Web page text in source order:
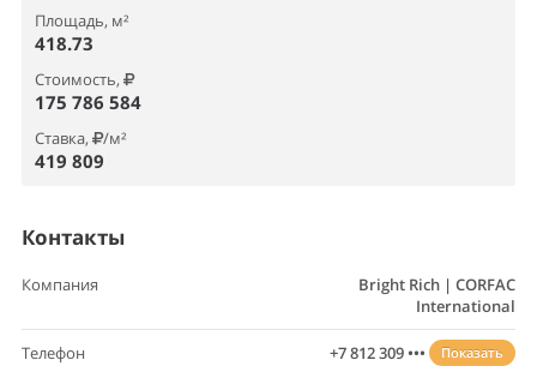
Площадь, м²
418.73
Стоимость,
175 786 584
Ставка, /м²
419 809
Контакты
Компания
Bright Rich | CORFAC
International
Телефон +7 812 309 ••• Показать